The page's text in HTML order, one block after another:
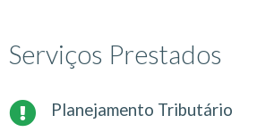
Serviços Prestados
Planejamento Tributário